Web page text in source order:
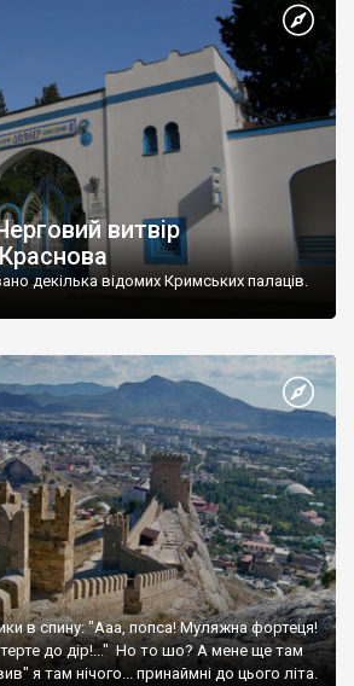
витвір
декілька відомих Кримських палаців.
в спину: "Ааа, попса! Муляжна фортеця!
до дір!..." Но то шо? А мене ще там
я там нічого... принаймні до цього літа.